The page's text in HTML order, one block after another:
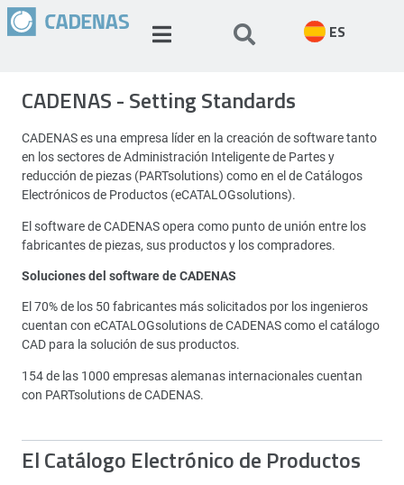
ES
CADENAS - Setting Standards
CADENAS es una empresa líder en la creación de software tanto
en los sectores de Administración Inteligente de Partes y
reducción de piezas (PARTsolutions) como en el de Catálogos
Electrónicos de Productos (eCATALOGsolutions).
El software de CADENAS opera como punto de unión entre los
fabricantes de piezas, sus productos y los compradores.
Soluciones del software de CADENAS
El 70% de los 50 fabricantes más solicitados por los ingenieros
cuentan con eCATALOGsolutions de CADENAS como el catálogo
CAD para la solución de sus productos.
154 de las 1000 empresas alemanas internacionales cuentan
con PARTsolutions de CADENAS.
El Catálogo Electrónico de Productos